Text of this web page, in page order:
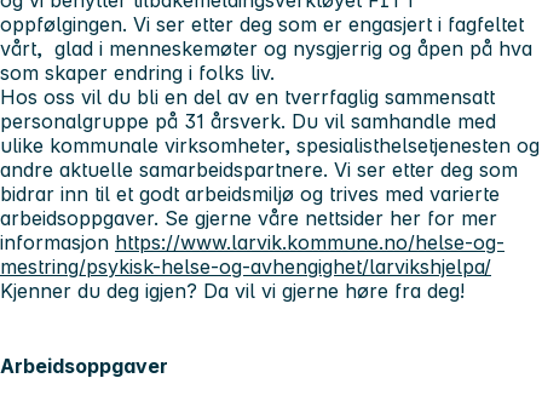
oppfølgingen. Vi ser etter deg som er engasjert i fagfeltet
vårt, glad i menneskemøter og nysgjerrig og åpen på hva
som skaper endring i folks liv.
Hos oss vil du bli en del av en tverrfaglig sammensatt
personalgruppe på 31 årsverk. Du vil samhandle med
ulike kommunale virksomheter, spesialisthelsetjenesten og
andre aktuelle samarbeidspartnere. Vi ser etter deg som
bidrar inn til et godt arbeidsmiljø og trives med varierte
arbeidsoppgaver. Se gjerne våre nettsider her for mer
informasjon https://www.larvik.kommune.no/helse-og-
mestring/psykisk-helse-og-avhengighet/larvikshjelpa/
Kjenner du deg igjen? Da vil vi gjerne høre fra deg!
Arbeidsoppgaver